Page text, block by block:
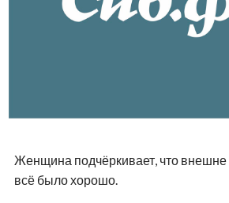
Женщина подчёркивает, что внешне
всё было хорошо.